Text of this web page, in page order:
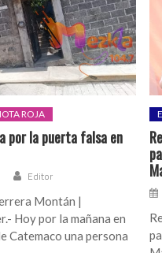
ROJA
por la puerta falsa en
Editor
Montán |
Hoy por la mañana en
Catemaco una persona